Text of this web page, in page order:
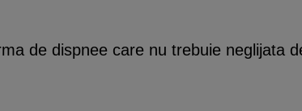
de dispnee care nu trebuie neglijata